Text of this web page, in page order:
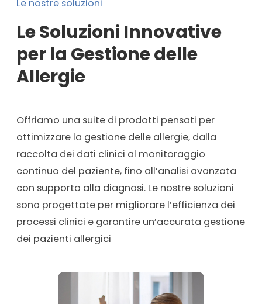
Le nostre soluzioni
Le Soluzioni Innovative
per la Gestione delle
Allergie
Offriamo una suite di prodotti pensati per
ottimizzare la gestione delle allergie, dalla
raccolta dei dati clinici al monitoraggio
continuo del paziente, fino all’analisi avanzata
con supporto alla diagnosi. Le nostre soluzioni
sono progettate per migliorare l’efficienza dei
processi clinici e garantire un’accurata gestione
dei pazienti allergici